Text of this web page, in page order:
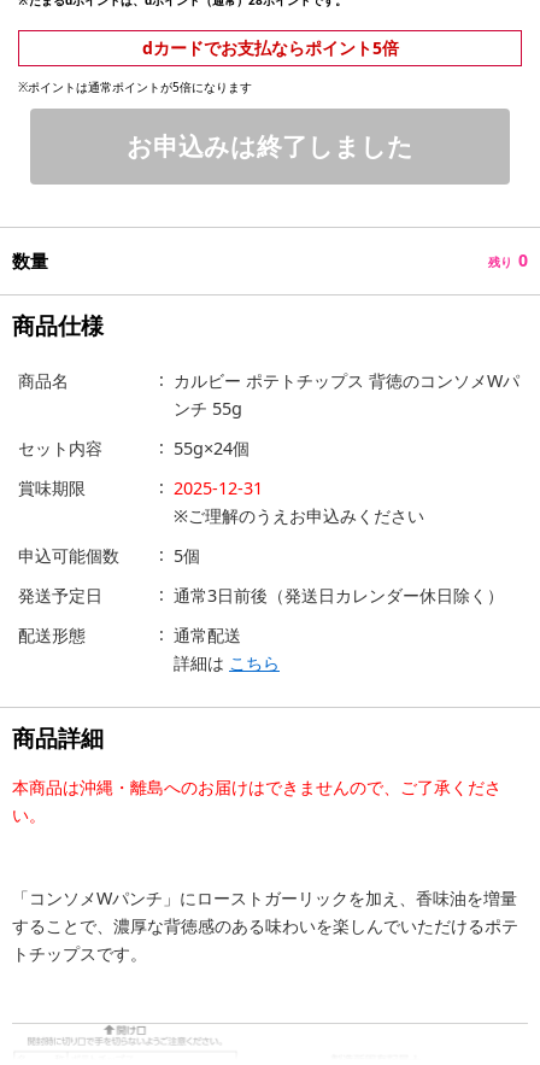
dカードでお支払ならポイント5倍
※ポイントは通常ポイントが5倍になります
お申込みは終了しました
数量 残り 0
商品仕様
商品名
カルビー ポテトチップス 背徳のコンソメWパ
ンチ 55g
セット内容
55g×24個
賞味期限
2025-12-31
※ご理解のうえお申込みください
申込可能個数
5個
発送予定日
通常3日前後（発送日カレンダー休日除く）
配送形態
通常配送
詳細は こちら
商品詳細
本商品は沖縄・離島へのお届けはできませんので、ご了承くださ
い。
「コンソメWパンチ」にローストガーリックを加え、香味油を増量
することで、濃厚な背徳感のある味わいを楽しんでいただけるポテ
トチップスです。